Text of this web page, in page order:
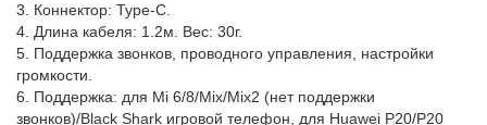
3. Коннектор: Type-C.
4. Длина кабеля: 1.2м. Вес: 30г.
5. Поддержка звонков, проводного управления, настройки
громкости.
6. Поддержка: для Mi 6/8/Mix/Mix2 (нет поддержки
звонков)/Black Shark игровой телефон, для Huawei P20/P20